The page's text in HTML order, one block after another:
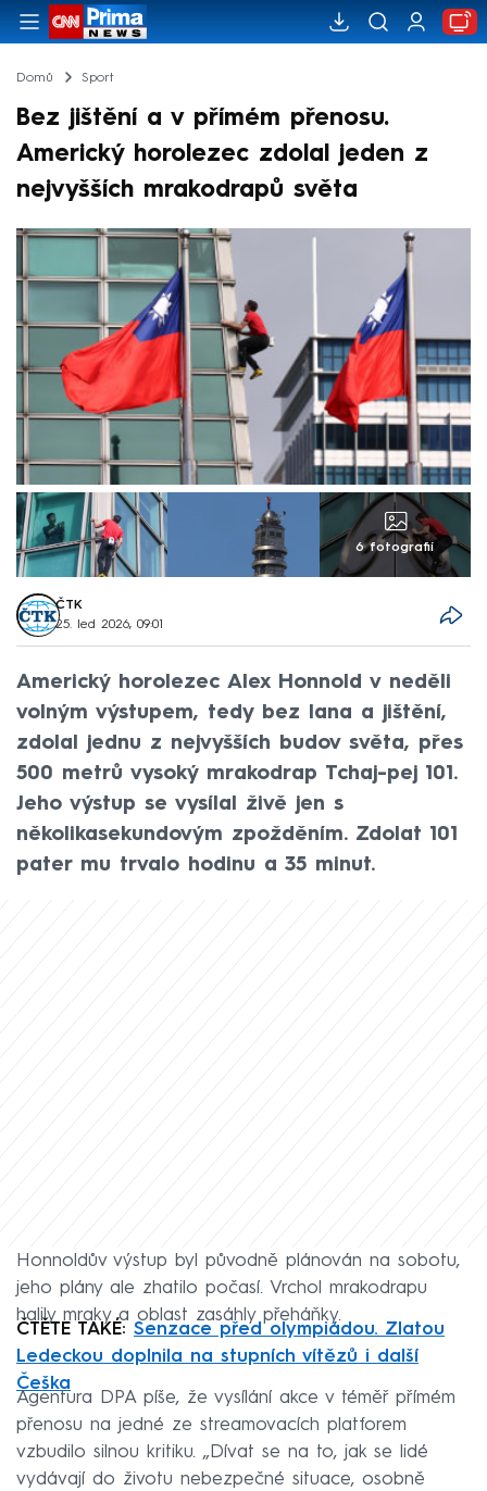
Domů Sport
Bez jištění a v přímém přenosu.
Americký horolezec zdolal jeden z
nejvyšších mrakodrapů světa
6 fotografií
ČTK
25. led 2026, 09:01
Americký horolezec Alex Honnold v neděli
volným výstupem, tedy bez lana a jištění,
zdolal jednu z nejvyšších budov světa, přes
500 metrů vysoký mrakodrap Tchaj-pej 101.
Jeho výstup se vysílal živě jen s
několikasekundovým zpožděním. Zdolat 101
pater mu trvalo hodinu a 35 minut.
Honnoldův výstup byl původně plánován na sobotu,
jeho plány ale zhatilo počasí. Vrchol mrakodrapu
halily mraky a oblast zasáhly přeháňky.
ČTĚTE TAKÉ: Senzace před olympiádou. Zlatou
Ledeckou doplnila na stupních vítězů i další
Češka
Agentura DPA píše, že vysílání akce v téměř přímém
přenosu na jedné ze streamovacích platforem
vzbudilo silnou kritiku. „Dívat se na to, jak se lidé
vydávají do životu nebezpečné situace, osobně